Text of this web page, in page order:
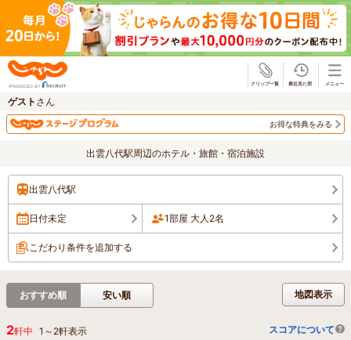
ゲスト さん
お得な特典をみる
出雲八代駅周辺のホテル・旅館・宿泊施設
出雲八代駅
日付未定 1部屋 大人2名
こだわり条件を追加する
地図表示
おすすめ順 安い順
2軒中 1 ～ 2軒表示 スコアについて